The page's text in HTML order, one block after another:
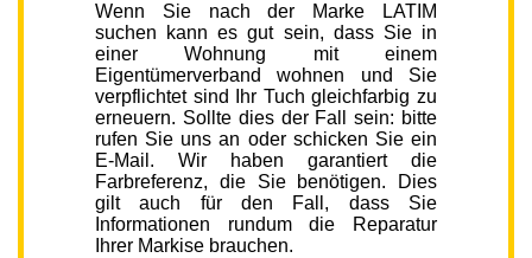
Wenn Sie nach der Marke LATIM
suchen kann es gut sein, dass Sie in
einer Wohnung mit einem
Eigentümerverband wohnen und Sie
verpflichtet sind Ihr Tuch gleichfarbig zu
erneuern. Sollte dies der Fall sein: bitte
rufen Sie uns an oder schicken Sie ein
E-Mail. Wir haben garantiert die
Farbreferenz, die Sie benötigen. Dies
gilt auch für den Fall, dass Sie
Informationen rundum die Reparatur
Ihrer Markise brauchen.